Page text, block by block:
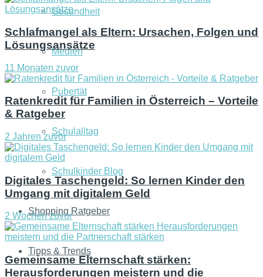
Gesundheit
Medien
Pubertät
Schulalltag
Schulkinder Blog
Shopping Ratgeber
Tipps & Trends
Schlafmangel als Eltern: Ursachen, Folgen und
Lösungsansätze
11 Monaten zuvor
Ratenkredit für Familien in Österreich – Vorteile
& Ratgeber
2 Jahren zuvor
Digitales Taschengeld: So lernen Kinder den
Umgang mit digitalem Geld
2 Wochen zuvor
Gemeinsame Elternschaft stärken:
Herausforderungen meistern und die